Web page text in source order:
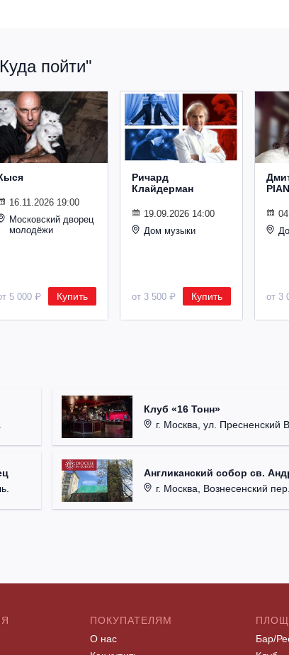
пойти"
16.11.2026 19:00
Московский дворец
молодёжи
5 000 ₽ Купить
Ричард
Клайдерман
19.09.2026 14:00
Дом музыки
от 3 500 ₽ Купить от 3
Клуб «16 Тонн»
г. Москва, ул. Пресненский
Англиканский собор св.
г. Москва, Вознесенский
ПОКУПАТЕЛЯМ
О нас
Бар/